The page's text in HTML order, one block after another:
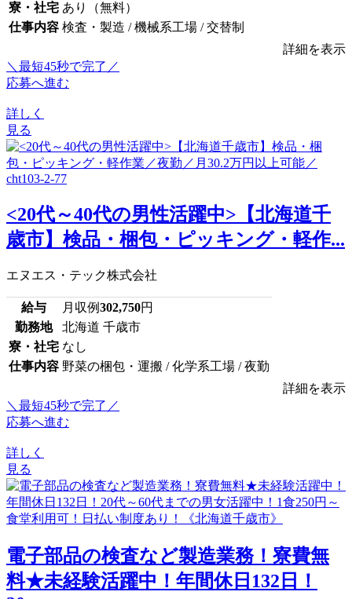
寮・社宅 あり（無料）
仕事内容 検査・製造 / 機械系工場 / 交替制
詳細を表示
＼最短45秒で完了／
応募へ進む
詳しく
見る
<20代～40代の男性活躍中>【北海道千
歳市】検品・梱包・ピッキング・軽作...
エヌエス・テック株式会社
給与 月収例302,750円
勤務地
北海道 千歳市
寮・社宅 なし
仕事内容 野菜の梱包・運搬 / 化学系工場 / 夜勤
詳細を表示
＼最短45秒で完了／
応募へ進む
詳しく
見る
電子部品の検査など製造業務！寮費無
料★未経験活躍中！年間休日132日！